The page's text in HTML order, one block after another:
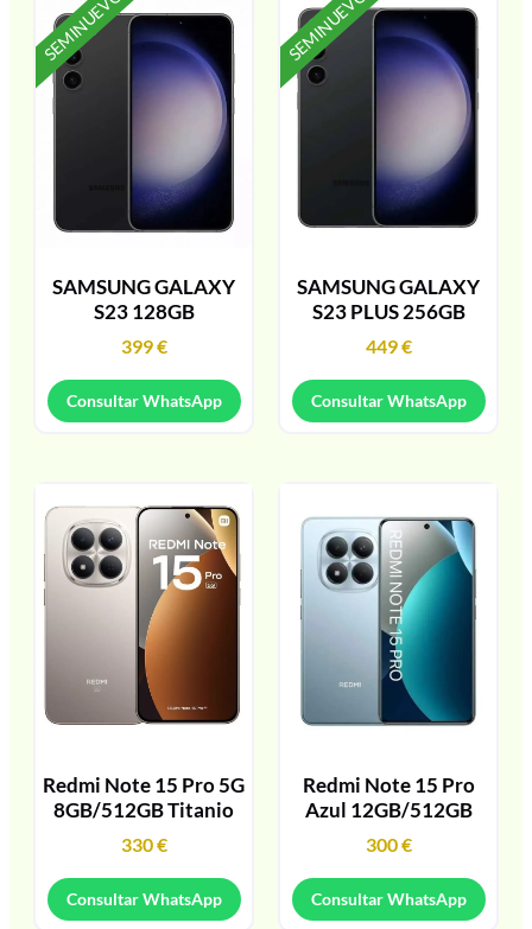
SEMINUEVO
SAMSUNG GALAXY
S23 128GB
399€
Consultar WhatsApp
SEMINUEVO
SAMSUNG GALAXY
S23 PLUS 256GB
449€
Consultar WhatsApp
Redmi Note 15 Pro 5G
8GB/512GB Titanio
330€
Consultar WhatsApp
Redmi Note 15 Pro
Azul 12GB/512GB
300€
Consultar WhatsApp